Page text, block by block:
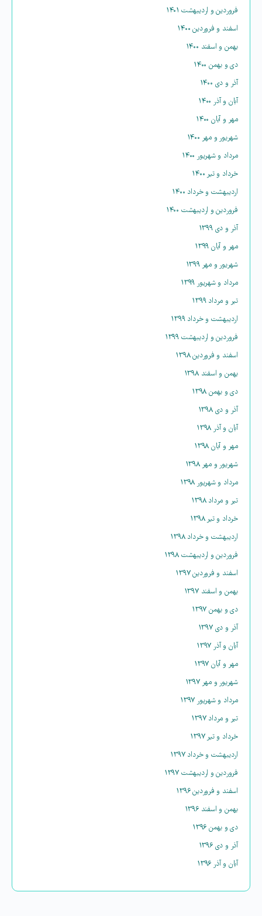
فروردین و اردیبهشت ۱۴۰۱
اسفند و فروردین ۱۴۰۰
بهمن و اسفند ۱۴۰۰
دی و بهمن ۱۴۰۰
آذر و دی ۱۴۰۰
آبان و آذر ۱۴۰۰
مهر و آبان ۱۴۰۰
شهریور و مهر ۱۴۰۰
مرداد و شهریور ۱۴۰۰
خرداد و تیر ۱۴۰۰
اردیبهشت و خرداد ۱۴۰۰
فروردین و اردیبهشت ۱۴۰۰
آذر و دی ۱۳۹۹
مهر و آبان ۱۳۹۹
شهریور و مهر ۱۳۹۹
مرداد و شهریور ۱۳۹۹
تیر و مرداد ۱۳۹۹
اردیبهشت و خرداد ۱۳۹۹
فروردین و اردیبهشت ۱۳۹۹
اسفند و فروردین ۱۳۹۸
بهمن و اسفند ۱۳۹۸
دی و بهمن ۱۳۹۸
آذر و دی ۱۳۹۸
آبان و آذر ۱۳۹۸
مهر و آبان ۱۳۹۸
شهریور و مهر ۱۳۹۸
مرداد و شهریور ۱۳۹۸
تیر و مرداد ۱۳۹۸
خرداد و تیر ۱۳۹۸
اردیبهشت و خرداد ۱۳۹۸
فروردین و اردیبهشت ۱۳۹۸
اسفند و فروردین ۱۳۹۷
بهمن و اسفند ۱۳۹۷
دی و بهمن ۱۳۹۷
آذر و دی ۱۳۹۷
آبان و آذر ۱۳۹۷
مهر و آبان ۱۳۹۷
شهریور و مهر ۱۳۹۷
مرداد و شهریور ۱۳۹۷
تیر و مرداد ۱۳۹۷
خرداد و تیر ۱۳۹۷
اردیبهشت و خرداد ۱۳۹۷
فروردین و اردیبهشت ۱۳۹۷
اسفند و فروردین ۱۳۹۶
بهمن و اسفند ۱۳۹۶
دی و بهمن ۱۳۹۶
آذر و دی ۱۳۹۶
آبان و آذر ۱۳۹۶